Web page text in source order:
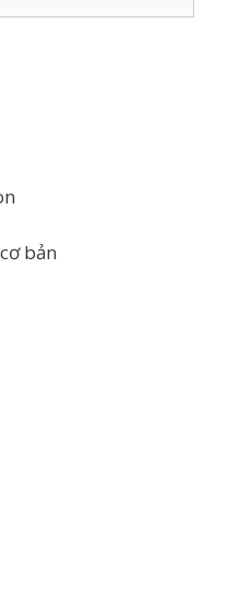
bản